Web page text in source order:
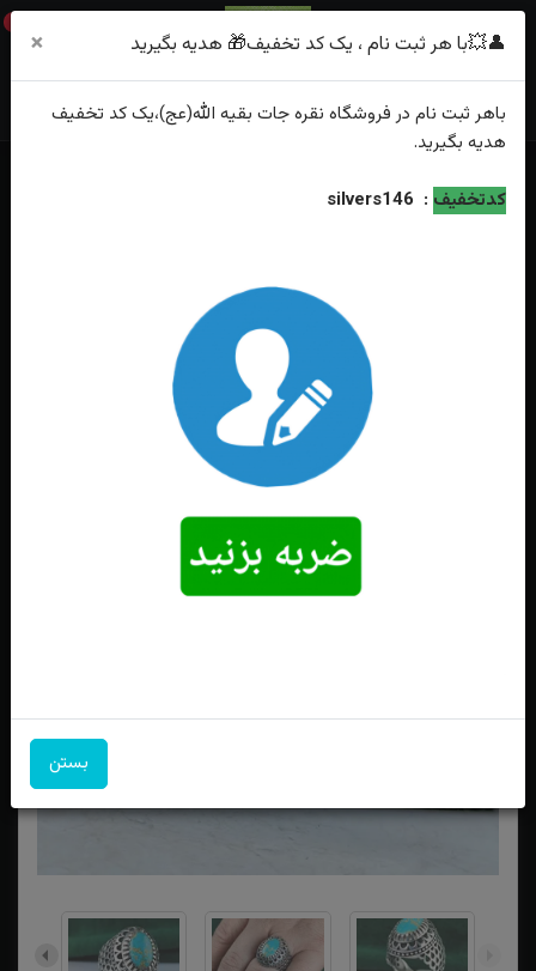
0
خانه
فهرست محصولات
انگشتر نقره فیروزه نیشابوری اصل رکاب فیلی چنگی طرح پولکی ، ماشینی
👤💥با هر ثبت نام ، یک کد تخفیف🎁 هدیه بگیرید ×
باهر ثبت نام در فروشگاه نقره جات بقیه الله(عج)،یک کد تخفیف
هدیه بگیرید.
کدتخفیف :
silvers146
بستن